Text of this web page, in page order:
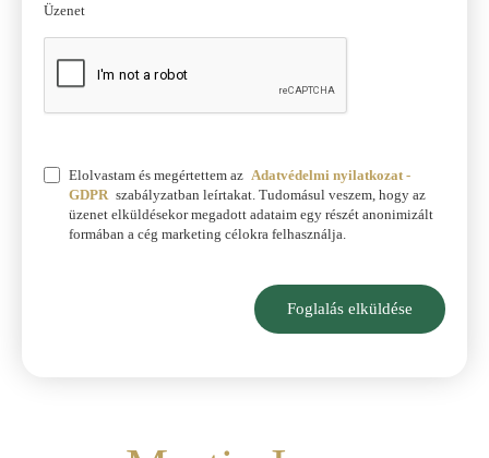
Üzenet
Elolvastam és megértettem az Adatvédelmi nyilatkozat -
GDPR szabályzatban leírtakat. Tudomásul veszem, hogy az
üzenet elküldésekor megadott adataim egy részét anonimizált
formában a cég marketing célokra felhasználja.
Foglalás elküldése